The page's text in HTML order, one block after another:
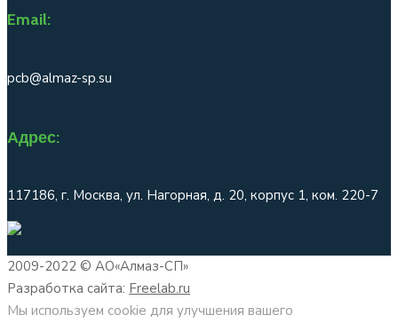
Email:
pcb@almaz-sp.su
Адрес:
117186, г. Москва, ул. Нагорная, д. 20, корпус 1, ком. 220-7
2009-2022 © АО«Алмаз-СП»
Разработка сайта: Freelab.ru
Мы используем cookie для улучшения вашего